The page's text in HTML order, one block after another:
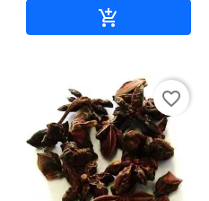

favorite_border